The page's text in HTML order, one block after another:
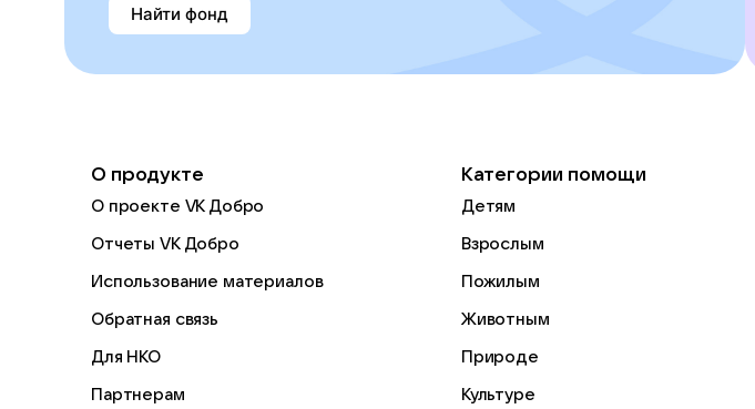
Найти фонд
О продукте
О проекте VK Добро
Отчеты VK Добро
Использование материалов
Обратная связь
Для НКО
Партнерам
Категории помощи
Детям
Взрослым
Пожилым
Животным
Природе
Культуре